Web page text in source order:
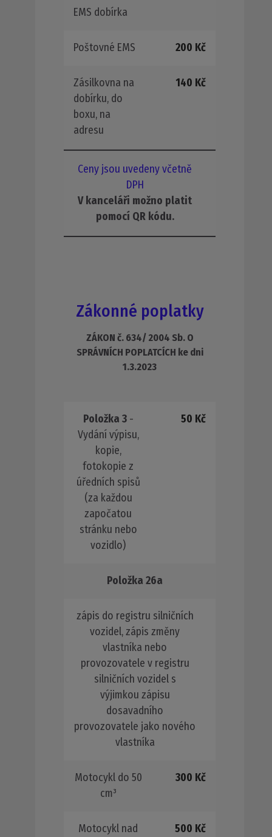
EMS dobírka
Poštovné EMS 200 Kč
Zásilkovna na
dobírku, do
boxu, na
adresu
140 Kč
Ceny jsou uvedeny včetně
DPH
V kanceláři možno platit
pomocí QR kódu.
Zákonné poplatky
ZÁKON č. 634/ 2004 Sb. O
SPRÁVNÍCH POPLATCÍCH ke dni
1.3.2023
Položka 3-
Vydání výpisu,
kopie,
fotokopie z
úředních spisů
(za každou
započatou
stránku nebo
vozidlo)
50 Kč
Položka 26a
zápis do registru silničních
vozidel, zápis změny
vlastníka nebo
provozovatele v registru
silničních vozidel s
výjimkou zápisu
dosavadního
provozovatele jako nového
vlastníka
Motocykl do 50
cm³
300 Kč
Motocykl nad
500 Kč